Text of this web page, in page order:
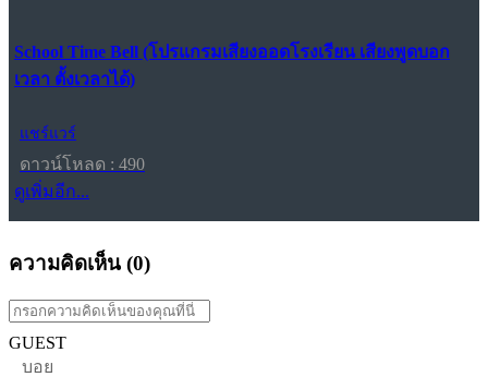
School Time Bell (โปรแกรมเสียงออดโรงเรียน เสียงพูดบอก
เวลา ตั้งเวลาได้)
แชร์แวร์
ดาวน์โหลด : 490
ดูเพิ่มอีก...
ความคิดเห็น (0)
GUEST
บอย